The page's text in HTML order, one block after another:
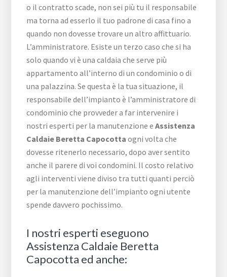
o il contratto scade, non sei più tu il responsabile
ma torna ad esserlo il tuo padrone di casa fino a
quando non dovesse trovare un altro affittuario.
L’amministratore. Esiste un terzo caso che si ha
solo quando vi è una caldaia che serve più
appartamento all’interno di un condominio o di
una palazzina. Se questa è la tua situazione, il
responsabile dell’impianto è l’amministratore di
condominio che provveder a far intervenire i
nostri esperti per la manutenzione eAssistenza
Caldaie Beretta Capocotta ogni volta che
dovesse ritenerlo necessario, dopo aver sentito
anche il parere di voi condomini. Il costo relativo
agli interventi viene diviso tra tutti quanti perciò
per la manutenzione dell’impianto ogni utente
spende davvero pochissimo.
I nostri esperti eseguono
Assistenza Caldaie Beretta
Capocotta ed anche: